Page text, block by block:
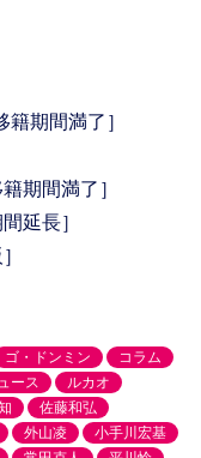
期間満了］
期間満了］
延長］
ゴ・ドンミン
コラム
ース
ルカオ
佐藤和弘
外山凌
小手川宏基